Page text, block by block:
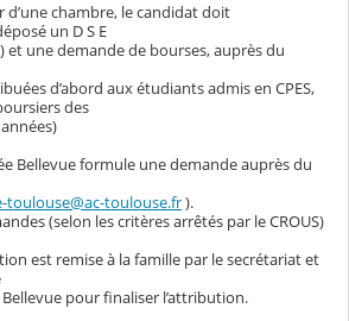
chambre, le candidat doit
un D S E
et une demande de bourses, auprès du
d’abord aux étudiants admis en CPES,
des
Bellevue formule une demande auprès du
toulouse@ac-toulouse.fr).
(selon les critères arrêtés par le CROUS)
est remise à la famille par le secrétariat et
pour finaliser l’attribution.